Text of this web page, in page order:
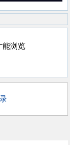
能浏览